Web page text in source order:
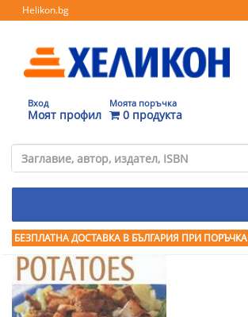
Helikon.bg
Вход
Моят профил
Моята поръчка
0 продукта
БЕЗПЛАТНА ДОСТАВКА В БЪЛГАРИЯ ПРИ ПОРЪЧКА